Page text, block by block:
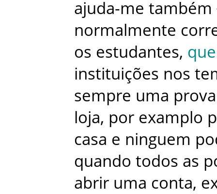
ajuda-me também
normalmente
os estudantes, que
instituições nos
sempre uma prova
loja, por examplo
casa e ninguem
quando todos as
abrir uma conta,